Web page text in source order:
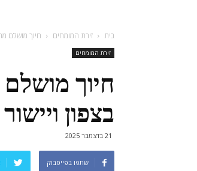
בית זירת המומחים חיוך מושלם
זירת המומחים
חיוך
בצפון
21 בדצמבר 2025
שתפו בפייסבוק